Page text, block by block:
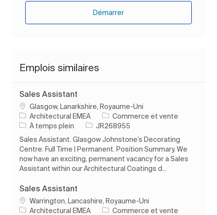
Démarrer
Emplois similaires
Sales Assistant
Emplacement
Glasgow, Lanarkshire, Royaume-Uni
Architectural EMEA
Catégorie
Commerce et vente
Type d’emploi
À temps plein ID de l’emploi
JR268955
Sales Assistant. Glasgow Johnstone’s Decorating
Centre. Full Time | Permanent. Position Summary. We
now have an exciting, permanent vacancy for a Sales
Assistant within our Architectural Coatings d...
Sales Assistant
Emplacement
Warrington, Lancashire, Royaume-Uni
Architectural EMEA
Catégorie
Commerce et vente